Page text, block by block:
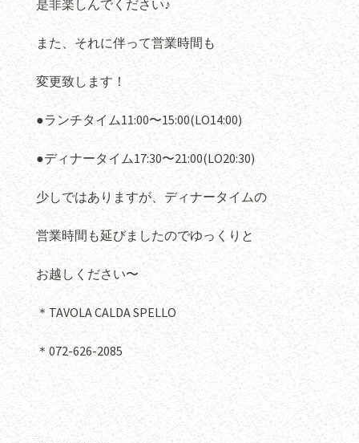
是非楽しんでください♪
また、それに伴って営業時間も
変更致します！
●ランチタイム11:00〜15:00(LO14:00)
●ディナータイム17:30〜21:00(LO20:30)
少しではありますが、ディナータイムの
営業時間も延びましたのでゆっくりと
お越しください〜
＊TAVOLA CALDA SPELLO
＊072-626-2085